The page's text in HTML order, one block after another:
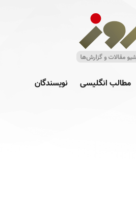
مطالب انگلیسی نویسندگان